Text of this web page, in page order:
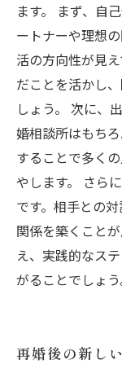
ます。 まず、自
ートナーや理想
活の方向性が見
だことを活かし
しょう。 次に、
婚相談所はもち
することで多く
やします。 さら
です。相手との
関係を築くこと
え、実践的なス
がることでしょう
再婚後の新し